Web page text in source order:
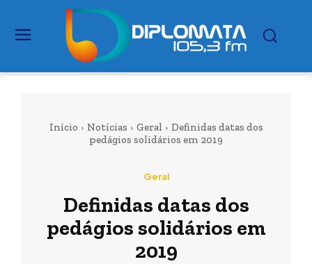
Início Notícias Geral
Definidas datas dos
pedágios solidários em 2019
Geral
Definidas datas dos
pedágios solidários em
2019